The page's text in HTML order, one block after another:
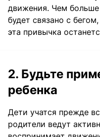
движения. Чем
будет связано с
эта привычка
2. Будьте
ребенка
Дети учатся прежде
родители ведут